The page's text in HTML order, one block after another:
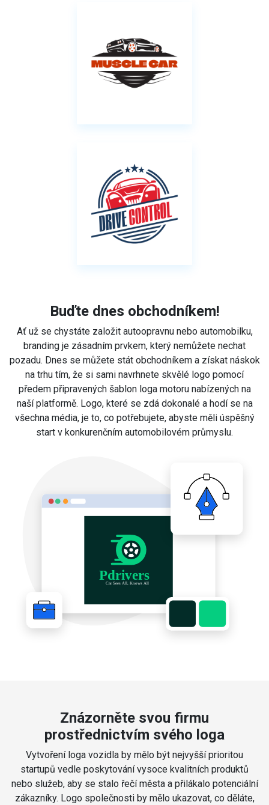
Buďte dnes obchodníkem!
Ať už se chystáte založit autoopravnu nebo automobilku,
branding je zásadním prvkem, který nemůžete nechat
pozadu. Dnes se můžete stát obchodníkem a získat náskok
na trhu tím, že si sami navrhnete skvělé logo pomocí
předem připravených šablon loga motoru nabízených na
naší platformě. Logo, které se zdá dokonalé a hodí se na
všechna média, je to, co potřebujete, abyste měli úspěšný
start v konkurenčním automobilovém průmyslu.
Znázorněte svou firmu
prostřednictvím svého loga
Vytvoření loga vozidla by mělo být nejvyšší prioritou
startupů vedle poskytování vysoce kvalitních produktů
nebo služeb, aby se stalo řečí města a přilákalo potenciální
zákazníky. Logo společnosti by mělo ukazovat, co děláte,